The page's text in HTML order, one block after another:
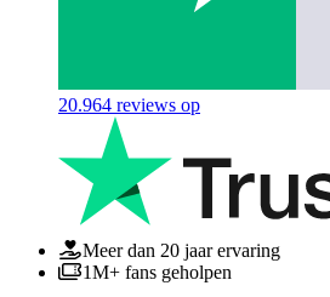
20.964 reviews op
Meer dan 20 jaar ervaring
1M+ fans geholpen